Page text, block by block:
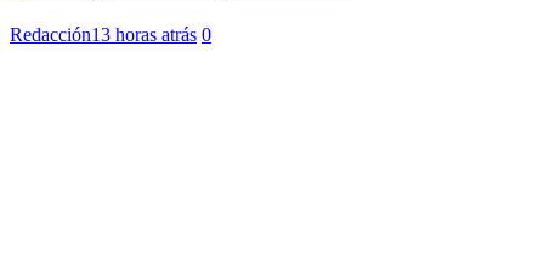
Redacción13 horas atrás 0